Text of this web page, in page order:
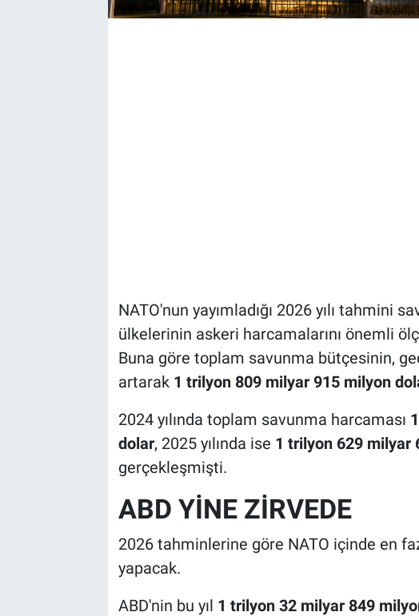
NATO'nun yayımladığı 2026 yılı tahmini
ülkelerinin askeri harcamalarını önemli
Buna göre toplam savunma bütçesinin,
artarak 1 trilyon 809 milyar 915 milyon
2024 yılında toplam savunma harcaması
dolar, 2025 yılında ise 1 trilyon 629 milyar
gerçekleşmişti.
ABD YİNE ZİRVEDE
2026 tahminlerine göre NATO içinde en
yapacak.
ABD'nin bu yıl 1 trilyon 32 milyar 849